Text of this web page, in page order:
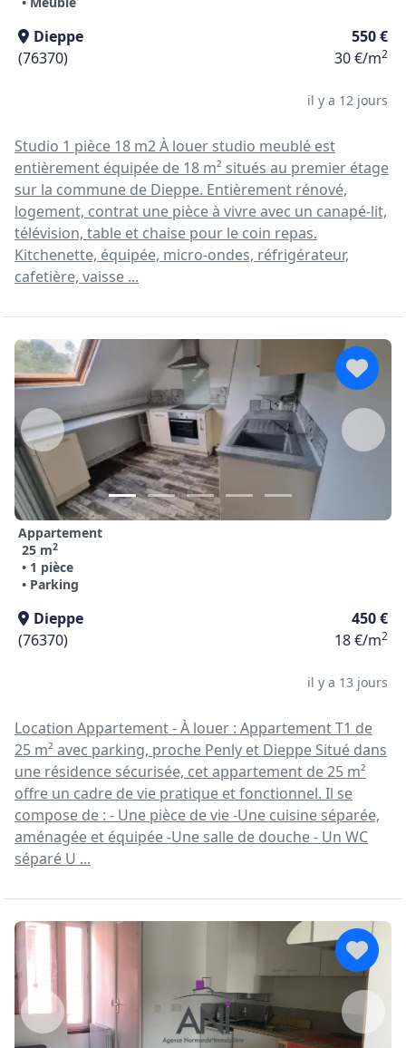
Dieppe
550 €
(76370)
30 €/m2
il y a 12 jours
Studio 1 pièce 18 m2 À louer studio meublé est
entièrement équipée de 18 m² situés au premier étage
sur la commune de Dieppe. Entièrement rénové,
logement, contrat une pièce à vivre avec un canapé-lit,
télévision, table et chaise pour le coin repas.
Kitchenette, équipée, micro-ondes, réfrigérateur,
cafetière, vaisse ...
Appartement
25 m2
• 1 pièce
• Parking
Dieppe
450 €
(76370)
18 €/m2
il y a 13 jours
Location Appartement - À louer : Appartement T1 de
25 m² avec parking, proche Penly et Dieppe Situé dans
une résidence sécurisée, cet appartement de 25 m²
offre un cadre de vie pratique et fonctionnel. Il se
compose de : - Une pièce de vie -Une cuisine séparée,
aménagée et équipée -Une salle de douche - Un WC
séparé U ...